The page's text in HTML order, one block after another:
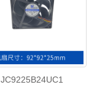
JC9225B24UC1